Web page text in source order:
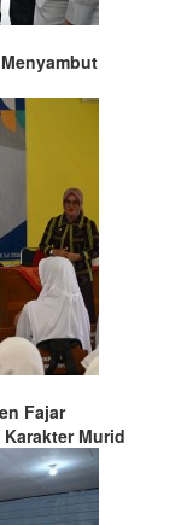
Fajar
Murid